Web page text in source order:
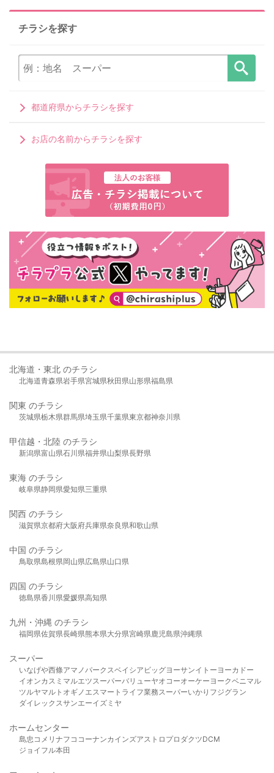
チラシを探す
都道府県からチラシを探す
お店の名前からチラシを探す
北海道・東北 のチラシ
北海道青森県岩手県宮城県秋田県山形県福島県
関東 のチラシ
茨城県栃木県群馬県埼玉県千葉県東京都神奈川県
甲信越・北陸 のチラシ
新潟県富山県石川県福井県山梨県長野県
東海 のチラシ
岐阜県静岡県愛知県三重県
関西 のチラシ
滋賀県京都府大阪府兵庫県奈良県和歌山県
中国 のチラシ
鳥取県島根県岡山県広島県山口県
四国 のチラシ
徳島県香川県愛媛県高知県
九州・沖縄 のチラシ
福岡県佐賀県長崎県熊本県大分県宮崎県鹿児島県沖縄県
スーパー
いなげや西條アマノパークスベイシア ビッグヨーサンイトーヨーカドー
イオンカスミ マルエツスーパーバリューヤオコーオーケー ヨークベニマル
ツルヤマルト オギノ エスマート ライフ業務スーパーいかり フジグラン
ダイレックスサンエーイズミヤ
ホームセンター
島忠 コメリ ナフコ コーナンカインズアストロプロダクツDCM
ジョイフル本田